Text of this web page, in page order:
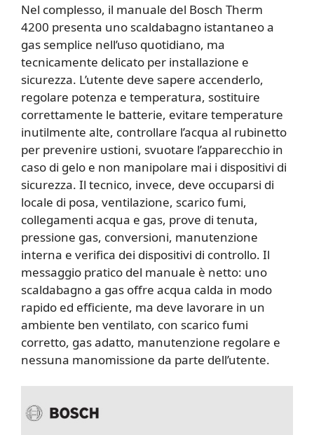
Nel complesso, il manuale del Bosch Therm
4200 presenta uno scaldabagno istantaneo a
gas semplice nell’uso quotidiano, ma
tecnicamente delicato per installazione e
sicurezza. L’utente deve sapere accenderlo,
regolare potenza e temperatura, sostituire
correttamente le batterie, evitare temperature
inutilmente alte, controllare l’acqua al rubinetto
per prevenire ustioni, svuotare l’apparecchio in
caso di gelo e non manipolare mai i dispositivi di
sicurezza. Il tecnico, invece, deve occuparsi di
locale di posa, ventilazione, scarico fumi,
collegamenti acqua e gas, prove di tenuta,
pressione gas, conversioni, manutenzione
interna e verifica dei dispositivi di controllo. Il
messaggio pratico del manuale è netto: uno
scaldabagno a gas offre acqua calda in modo
rapido ed efficiente, ma deve lavorare in un
ambiente ben ventilato, con scarico fumi
corretto, gas adatto, manutenzione regolare e
nessuna manomissione da parte dell’utente.